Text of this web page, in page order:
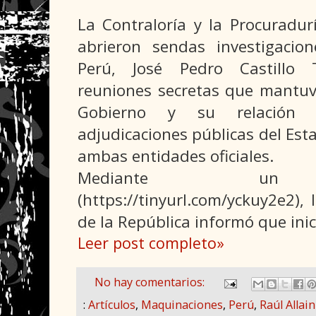
La Contraloría y la
abrieron sendas
Perú, José Pedro Castillo
reuniones secretas que
Gobierno y su relación
adjudicaciones públicas del
ambas entidades oficiales.
Mediante un
(https://tinyurl.com/yckuy2e2),
de la República informó que
Leer post completo»
No hay comentarios:
: Artículos, Maquinaciones, Perú, Raúl Allain